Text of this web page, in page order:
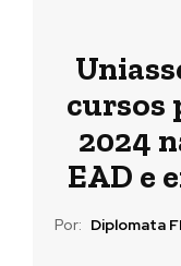
cursos
2024
EAD e
Por: Diplomata